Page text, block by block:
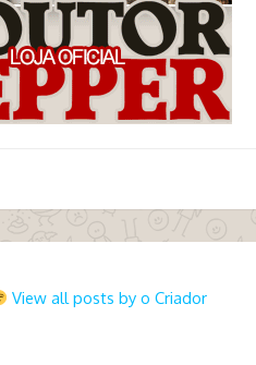
View all posts by o Criador